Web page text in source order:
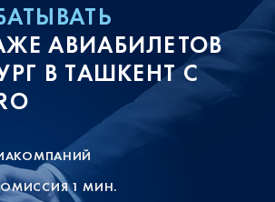
АВИАБИЛЕТОВ
В ТАШКЕНТ С
1 МИН.